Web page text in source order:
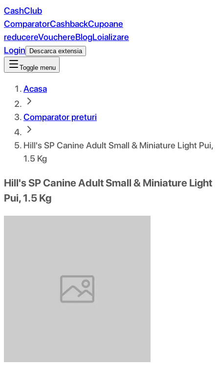
CashClub
ComparatorCashbackCupoane
reducereVouchereBlogLoializare
Login
Descarca extensia
Toggle menu
Acasa
Comparator preturi
Hill's SP Canine Adult Small & Miniature Light Pui,
1.5 Kg
Hill's SP Canine Adult Small & Miniature Light
Pui, 1.5 Kg